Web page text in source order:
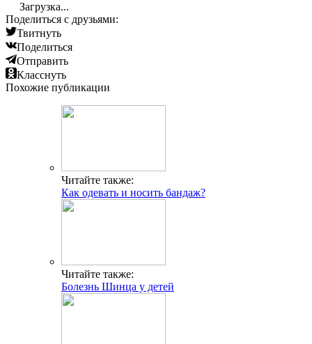
Загрузка...
Поделиться с друзьями:
Твитнуть
Поделиться
Отправить
Класснуть
Похожие публикации
Читайте также:
Как одевать и носить бандаж?
Читайте также:
Болезнь Шинца у детей